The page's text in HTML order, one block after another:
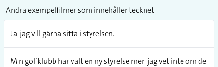
Andra exempelfilmer som innehåller tecknet
Ja, jag vill gärna sitta i styrelsen.
Min golfklubb har valt en ny styrelse men jag vet inte om de